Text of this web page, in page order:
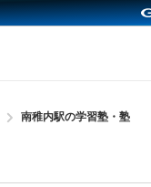
南稚内駅の学習塾・塾